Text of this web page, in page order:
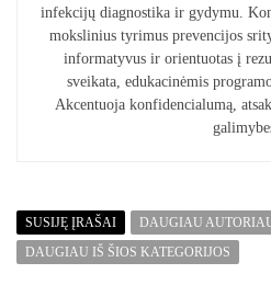
infekcijų diagnostika ir gydymu.
mokslinius tyrimus prevencijos
informatyvus ir orientuotas į
sveikata, edukacinėmis
Akcentuoja konfidencialumą,
SUSIJĘ ĮRAŠAI
DAUGIAU
DAUGIAU IŠ ŠIOS KATEGORIJOS